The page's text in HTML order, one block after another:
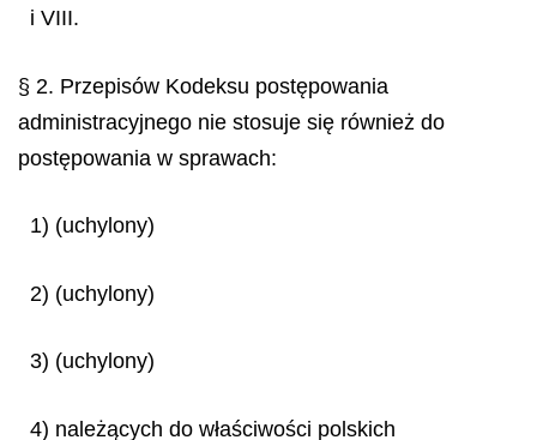
i VIII.
§ 2. Przepisów Kodeksu postępowania
administracyjnego nie stosuje się również do
postępowania w sprawach:
1) (uchylony)
2) (uchylony)
3) (uchylony)
4) należących do właściwości polskich